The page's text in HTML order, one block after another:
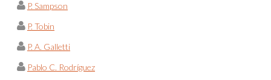
P. Sampson
P. Tobin
P. A. Galletti
Pablo C. Rodríguez